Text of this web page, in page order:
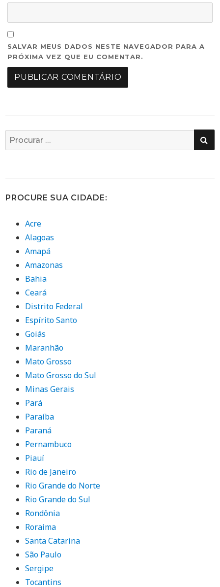
SALVAR MEUS DADOS NESTE NAVEGADOR PARA A
PRÓXIMA VEZ QUE EU COMENTAR.
Busca
por:
PROCURE SUA CIDADE:
Acre
Alagoas
Amapá
Amazonas
Bahia
Ceará
Distrito Federal
Espírito Santo
Goiás
Maranhão
Mato Grosso
Mato Grosso do Sul
Minas Gerais
Pará
Paraíba
Paraná
Pernambuco
Piauí
Rio de Janeiro
Rio Grande do Norte
Rio Grande do Sul
Rondônia
Roraima
Santa Catarina
São Paulo
Sergipe
Tocantins